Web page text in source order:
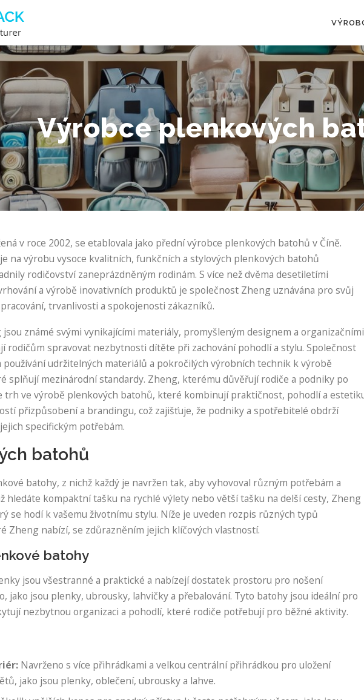
Výrobce plenkových
v roce 2002, se etablovala jako přední výrobce plenkových batohů v Číně.
na výrobu vysoce kvalitních, funkčních a stylových plenkových batohů
rodičovství zaneprázdněným rodinám. S více než dvěma desetiletími
a výrobě inovativních produktů je společnost Zheng uznávána pro svůj
trvanlivosti a spokojenosti zákazníků.
známé svými vynikajícími materiály, promyšleným designem a organizačními
rodičům spravovat nezbytnosti dítěte při zachování pohodlí a stylu. Společnost
používání udržitelných materiálů a pokročilých výrobních technik k výrobě
splňují mezinárodní standardy. Zheng, kterému důvěřují rodiče a podniky po
trh ve výrobě plenkových batohů, které kombinují praktičnost, pohodlí a
přizpůsobení a brandingu, což zajišťuje, že podniky a spotřebitelé obdrží
specifickým potřebám.
batohů
batohy, z nichž každý je navržen tak, aby vyhovoval různým potřebám a
hledáte kompaktní tašku na rychlé výlety nebo větší tašku na delší cesty, Zheng
se hodí k vašemu životnímu stylu. Níže je uveden rozpis různých typů
Zheng nabízí, se zdůrazněním jejich klíčových vlastností.
batohy
jsou všestranné a praktické a nabízejí dostatek prostoru pro nošení
jako jsou plenky, ubrousky, lahvičky a přebalování. Tyto batohy jsou ideální pro
nezbytnou organizaci a pohodlí, které rodiče potřebují pro běžné aktivity.
Navrženo s více přihrádkami a velkou centrální přihrádkou pro uložení
jako jsou plenky, oblečení, ubrousky a lahve.